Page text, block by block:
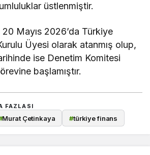
üstlenmiştir.
Mayıs 2026’da Türkiye
Üyesi olarak atanmış olup,
ise Denetim Komitesi
başlamıştır.
FAZLASI
Murat Çetinkaya #türkiye finans